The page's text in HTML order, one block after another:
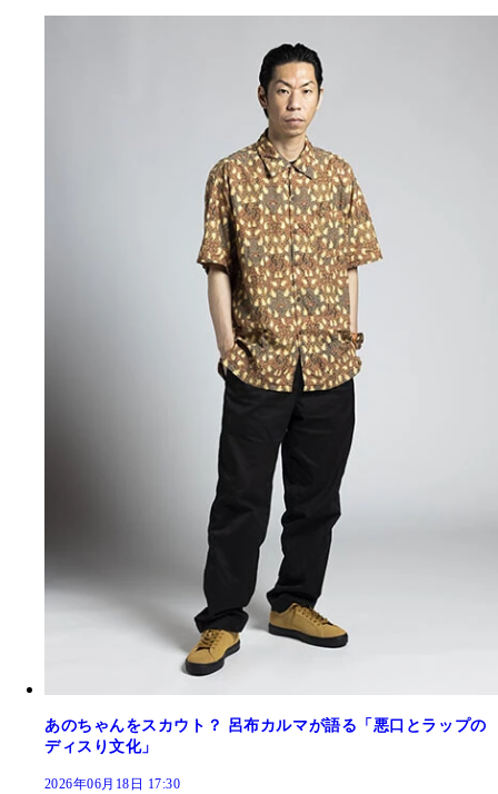
あのちゃんをスカウト？ 呂布カルマが語る「悪口とラップの
ディスり文化」
2026年06月18日 17:30